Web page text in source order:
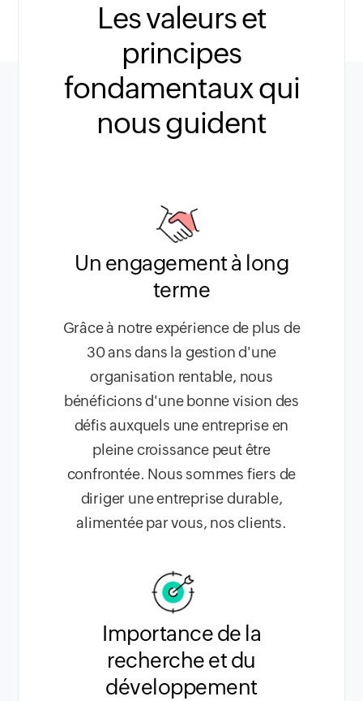
Les valeurs et
principes
fondamentaux qui
nous guident
Un engagement à long
terme
Grâce à notre expérience de plus de
30 ans dans la gestion d'une
organisation rentable, nous
bénéficions d'une bonne vision des
défis auxquels une entreprise en
pleine croissance peut être
confrontée. Nous sommes fiers de
diriger une entreprise durable,
alimentée par vous, nos clients.
Importance de la
recherche et du
développement